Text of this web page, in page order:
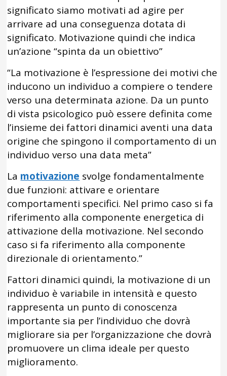
significato siamo motivati ad agire per
arrivare ad una conseguenza dotata di
significato. Motivazione quindi che indica
un’azione “spinta da un obiettivo”
“La motivazione è l’espressione dei motivi che
inducono un individuo a compiere o tendere
verso una determinata azione. Da un punto
di vista psicologico può essere definita come
l’insieme dei fattori dinamici aventi una data
origine che spingono il comportamento di un
individuo verso una data meta”
La motivazione svolge fondamentalmente
due funzioni: attivare e orientare
comportamenti specifici. Nel primo caso si fa
riferimento alla componente energetica di
attivazione della motivazione. Nel secondo
caso si fa riferimento alla componente
direzionale di orientamento.”
Fattori dinamici quindi, la motivazione di un
individuo è variabile in intensità e questo
rappresenta un punto di conoscenza
importante sia per l’individuo che dovrà
migliorare sia per l’organizzazione che dovrà
promuovere un clima ideale per questo
miglioramento.